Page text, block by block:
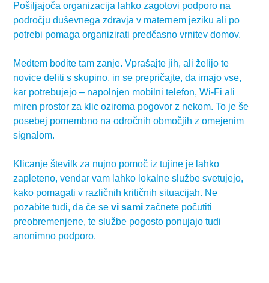
Pošiljajoča organizacija lahko zagotovi podporo na
področju duševnega zdravja v maternem jeziku ali po
potrebi pomaga organizirati predčasno vrnitev domov.
Medtem bodite tam zanje. Vprašajte jih, ali želijo te
novice deliti s skupino, in se prepričajte, da imajo vse,
kar potrebujejo – napolnjen mobilni telefon, Wi-Fi ali
miren prostor za klic oziroma pogovor z nekom. To je še
posebej pomembno na odročnih območjih z omejenim
signalom.
Klicanje številk za nujno pomoč iz tujine je lahko
zapleteno, vendar vam lahko lokalne službe svetujejo,
kako pomagati v različnih kritičnih situacijah. Ne
pozabite tudi, da če sevi sami začnete počutiti
preobremenjene, te službe pogosto ponujajo tudi
anonimno podporo.